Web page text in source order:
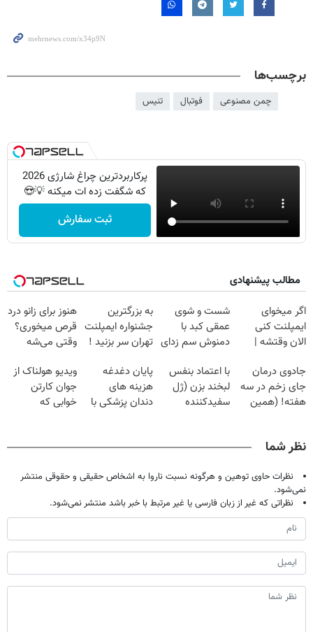
برچسب‌ها
چمن مصنوعی فوتبال تنیس
پرکاربردترین چراغ شارژی 2026
که شگفت زده ات میکنه 💡😍
ثبت سفارش
مطالب پیشنهادی
اگر میخوای
ایمپلنت کنی
الان وقتشه |
میلیون تومان!!!
شست و شوی
عمقی کبد با
دمنوش سم زدای
به بزرگترین
جشنواره ایمپلنت
تهران سر بزنید !
میلیون !
هنوز برای زانو درد
قرص میخوری؟
وقتی می‌شه
درمانش کرد؟؟؟؟
جادوی درمان
جای زخم در سه
هفته! (همین
با اعتماد بنفس
لبخند بزن (ژل
سفیدکننده
پایان دغدغه
هزینه های
دندان پزشکی با
ویدیو هولناک از
جوان کارتن
خوابی که
نظر شما
نظرات حاوی توهین و هرگونه نسبت ناروا به اشخاص حقیقی و حقوقی منتشر
نمی‌شود.
نظراتی که غیر از زبان فارسی یا غیر مرتبط با خبر باشد منتشر نمی‌شود.